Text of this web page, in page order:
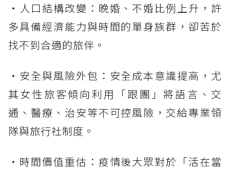
・人口結構改變：晚婚、不婚比例上升，許
多具備經濟能力與時間的單身族群，卻苦於
找不到合適的旅伴。
・安全與風險外包：安全成本意識提高，尤
其女性旅客傾向利用「跟團」將語言、交
通、醫療、治安等不可控風險，交給專業領
隊與旅行社制度。
・時間價值重估：疫情後大眾對於「活在當